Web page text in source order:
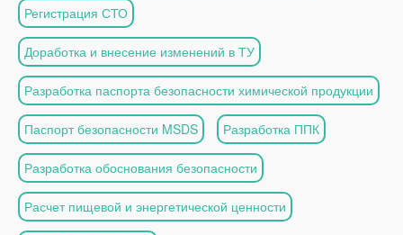
Регистрация СТО
Доработка и внесение изменений в ТУ
Разработка паспорта безопасности химической продукции
Паспорт безопасности MSDS Разработка ППК
Разработка обоснования безопасности
Расчет пищевой и энергетической ценности